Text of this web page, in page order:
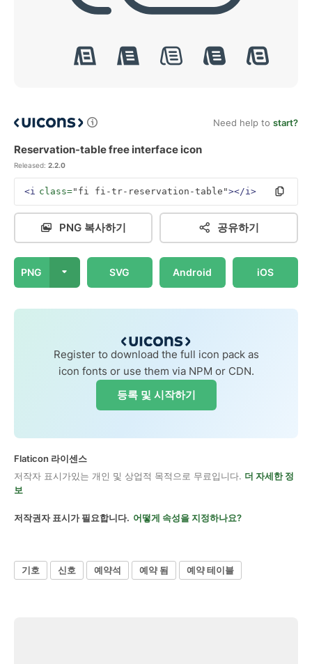
Need help to start?
Reservation-table free interface icon
Released: 2.2.0
<i class="fi fi-tr-reservation-table"></i>
PNG 복사하기 공유하기
PNG SVG Android iOS
Register to download the full icon pack as
icon fonts or use them via NPM or CDN.
등록 및 시작하기
Flaticon 라이센스
저작자 표시가있는 개인 및 상업적 목적으로 무료입니다. 더 자세한 정
보
저작권자 표시가 필요합니다. 어떻게 속성을 지정하나요?
기호 신호 예약석 예약 됨 예약 테이블